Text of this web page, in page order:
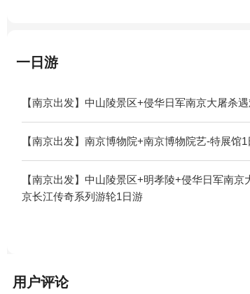
一日游
【南京出发】中山陵景区+侵华日军南京大屠杀
【南京出发】南京博物院+南京博物院艺-特展馆1
【南京出发】中山陵景区+明孝陵+侵华日军南
京长江传奇系列游轮1日游
用户评论